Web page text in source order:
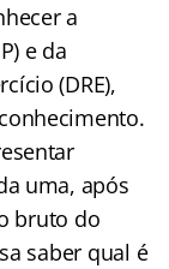
a
e da
(DRE),
uma, após
bruto do
saber qual é